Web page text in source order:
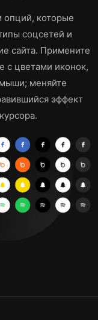
опций, которые
соцсетей и
сайта. Примените
с цветами иконок,
меняйте
эффект